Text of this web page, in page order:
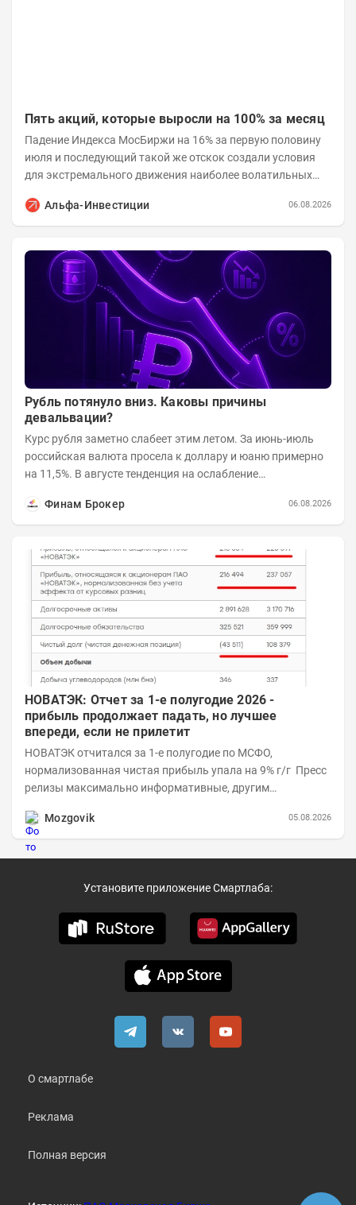
Пять акций, которые выросли на 100% за месяц
Падение Индекса МосБиржи на 16% за первую половину
июля и последующий такой же отскок создали условия
для экстремального движения наиболее волатильных
Альфа-Инвестиции
06.08.2026
Рубль потянуло вниз. Каковы причины
девальвации?
Курс рубля заметно слабеет этим летом. За июнь-июль
российская валюта просела к доллару и юаню примерно
на 11,5%. В августе тенденция на ослабление
Финам Брокер
06.08.2026
НОВАТЭК: Отчет за 1-е полугодие 2026 -
прибыль продолжает падать, но лучшее
впереди, если не прилетит
НОВАТЭК отчитался за 1-е полугодие по МСФО,
нормализованная чистая прибыль упала на 9% г/г Пресс
релизы максимально информативные, другим
Mozgovik
05.08.2026
Установите приложение Смартлаба:
О смартлабе
Реклама
Полная версия